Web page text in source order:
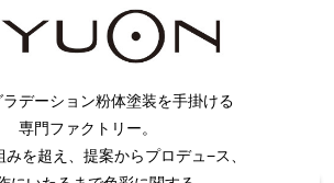
デーション粉体塗装を手掛ける
専門ファクトリー。
みを超え、提案からプロデュ−ス、